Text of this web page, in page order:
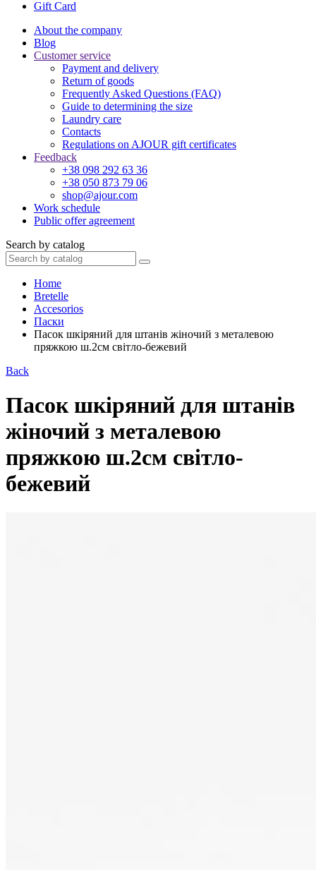
Gift Card
About the company
Blog
Customer service
Payment and delivery
Return of goods
Frequently Asked Questions (FAQ)
Guide to determining the size
Laundry care
Contacts
Regulations on AJOUR gift certificates
Feedback
+38 098 292 63 36
+38 050 873 79 06
shop@ajour.com
Work schedule
Public offer agreement
Search by catalog
Home
Bretelle
Accesorios
Паски
Пасок шкіряний для штанів жіночий з металевою
пряжкою ш.2см світло-бежевий
Back
Пасок шкіряний для штанів
жіночий з металевою
пряжкою ш.2см світло-
бежевий